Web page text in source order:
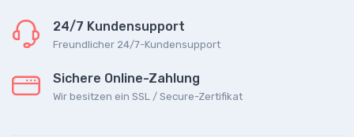
24/7 Kundensupport
Freundlicher 24/7-Kundensupport
Sichere Online-Zahlung
Wir besitzen ein SSL / Secure-Zertifikat